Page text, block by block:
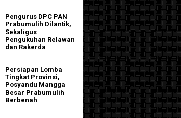
Pengurus DPC PAN
Prabumulih Dilantik,
Sekaligus
Pengukuhan Relawan
dan Rakerda
Persiapan Lomba
Tingkat Provinsi,
Posyandu Mangga
Besar Prabumulih
Berbenah